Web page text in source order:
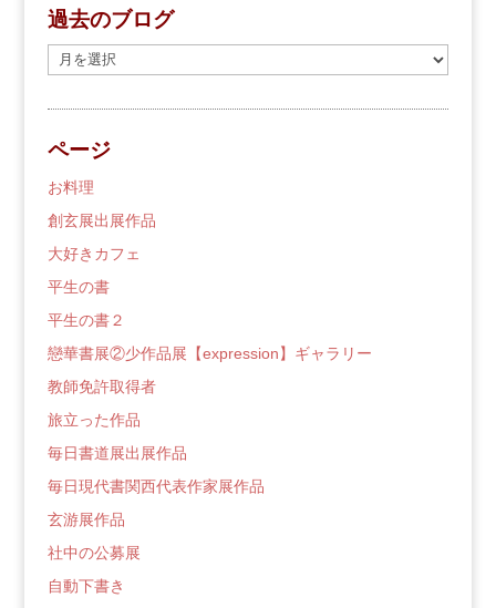
過去のブログ
去
の
ロ
グ
ページ
お料理
創玄展出展作品
大好きカフェ
平生の書
平生の書２
戀華書展②少作品展【expression】ギャラリー
教師免許取得者
旅立った作品
毎日書道展出展作品
毎日現代書関西代表作家展作品
玄游展作品
社中の公募展
自動下書き